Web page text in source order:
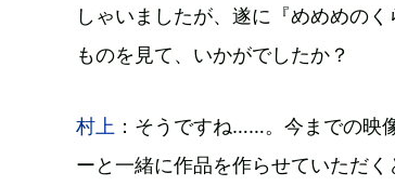
しゃいましたが、遂に『めめめの
ものを見て、いかがでしたか？
村上 ：そうですね……。今までの映
ーと一緒に作品を作らせていただ